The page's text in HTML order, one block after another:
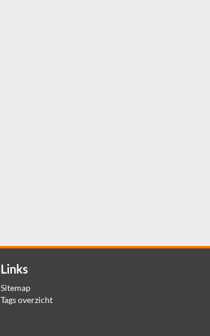
Links
Sitemap
Tags overzicht